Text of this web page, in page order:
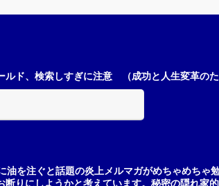
ルド、検索しすぎに注意 （成功と人生変革の
油を注ぐと話題の炎上メルマガがめちゃめち
断りにしようかと考えています。秘密の隠れ家